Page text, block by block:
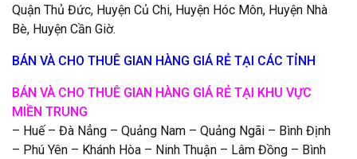
Quận Thủ Đức, Huyện Củ Chi, Huyện Hóc Môn, Huyện Nhà
Bè, Huyện Cần Giờ.
BÁN VÀ CHO THUÊ GIAN HÀNG GIÁ RẺ TẠI CÁC TỈNH
BÁN VÀ CHO THUÊ GIAN HÀNG GIÁ RẺ TẠI KHU VỰC
MIỀN TRUNG
– Huế – Đà Nẳng – Quảng Nam – Quảng Ngãi – Bình Định
– Phú Yên – Khánh Hòa – Ninh Thuận – Lâm Đồng – Bình